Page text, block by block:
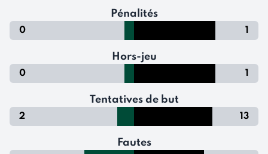
Pénalités
0 1
Hors-jeu
0 1
Tentatives de but
2 13
Fautes